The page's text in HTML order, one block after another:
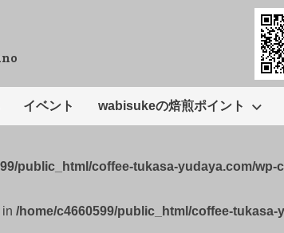
イベント wabisukeの焙煎ポイント
public_html/coffee-tukasa-yudaya.com/
in /home/c4660599/public_html/coffee-